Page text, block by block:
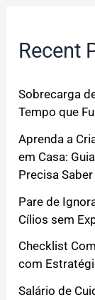
Recent
Sobrecarga
Tempo que
Aprenda a
em Casa:
Precisa Saber
Pare de
Cílios sem
Checklist
com
Salário de